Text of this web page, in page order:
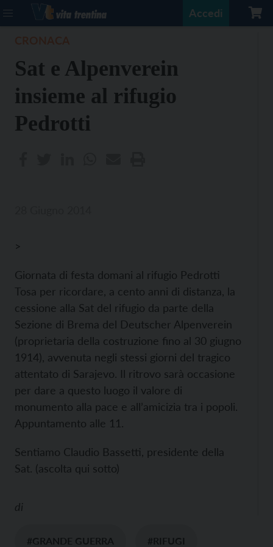
Accedi
Sat e Alpenverein
insieme al rifugio
Pedrotti
>
Giornata di festa domani al rifugio Pedrotti
Tosa per ricordare, a cento anni di distanza, la
cessione alla Sat del rifugio da parte della
Sezione di Brema del Deutscher Alpenverein
(proprietaria della costruzione fino al 30 giugno
1914), avvenuta negli stessi giorni del tragico
attentato di Sarajevo. Il ritrovo sarà occasione
per dare a questo luogo il valore di
monumento alla pace e all’amicizia tra i popoli.
Appuntamento alle 11.
Sentiamo Claudio Bassetti, presidente della
Sat. (ascolta qui sotto)
di
#GRANDE GUERRA #RIFUGI